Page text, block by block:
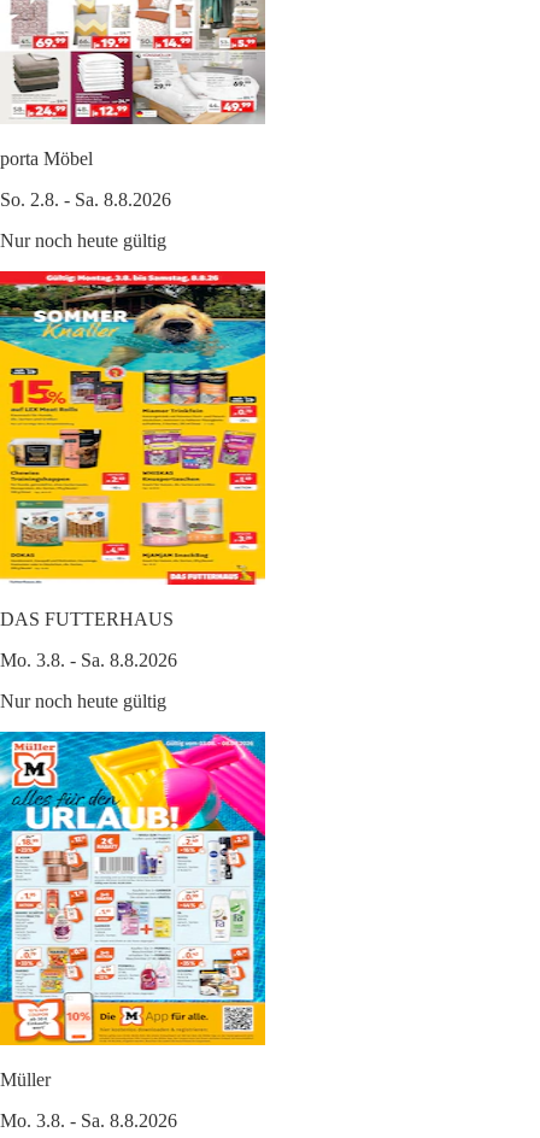
porta Möbel
So. 2.8. - Sa. 8.8.2026
Nur noch heute gültig
DAS FUTTERHAUS
Mo. 3.8. - Sa. 8.8.2026
Nur noch heute gültig
Müller
Mo. 3.8. - Sa. 8.8.2026